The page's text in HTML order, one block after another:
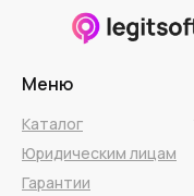
Меню
Каталог
Юридическим лицам
Гарантии